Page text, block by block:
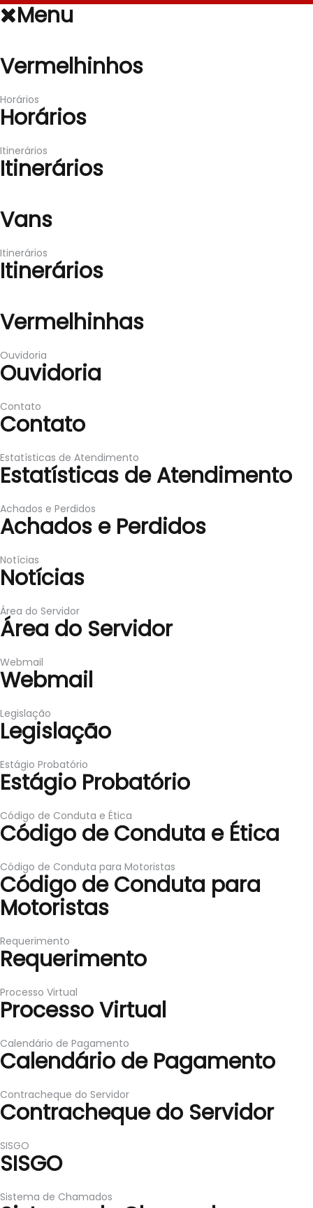
Menu
Vermelhinhos
Horários
Horários
Itinerários
Itinerários
Vans
Itinerários
Itinerários
Vermelhinhas
Ouvidoria
Ouvidoria
Contato
Contato
Estatísticas de Atendimento
Estatísticas de Atendimento
Achados e Perdidos
Achados e Perdidos
Notícias
Notícias
Área do Servidor
Área do Servidor
Webmail
Webmail
Legislação
Legislação
Estágio Probatório
Estágio Probatório
Código de Conduta e Ética
Código de Conduta e Ética
Código de Conduta para Motoristas
Código de Conduta para
Motoristas
Requerimento
Requerimento
Processo Virtual
Processo Virtual
Calendário de Pagamento
Calendário de Pagamento
Contracheque do Servidor
Contracheque do Servidor
SISGO
SISGO
Sistema de Chamados